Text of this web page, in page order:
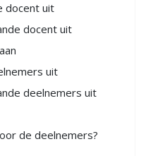
docent uit
docent uit
uit
deelnemers uit
de deelnemers?